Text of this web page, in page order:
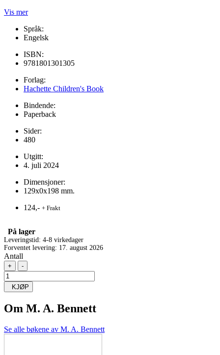
Vis mer
Språk:
Engelsk
ISBN:
9781801301305
Forlag:
Hachette Children's Book
Bindende:
Paperback
Sider:
480
Utgitt:
4. juli 2024
Dimensjoner:
129x0x198 mm.
124,- + Frakt
På lager
Leveringstid: 4-8 virkedager
Forventet levering: 17. august 2026
Antall
+ -
KJØP
Om M. A. Bennett
Se alle bøkene av M. A. Bennett